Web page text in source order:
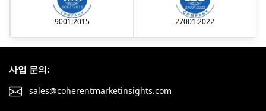
9001:2015 27001:2022
사업 문의:
sales@coherentmarketinsights.com